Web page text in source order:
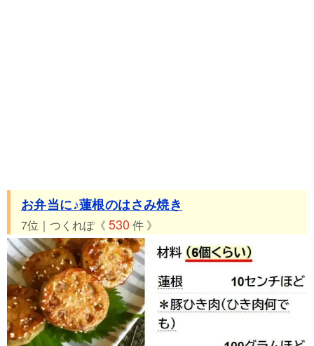
お弁当に♪蓮根のはさみ焼き
7位｜つくれぽ《 530 件 》